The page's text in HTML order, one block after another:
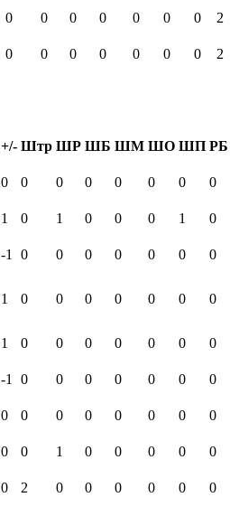
0 0 0 0 0 0 0 2
0 0 0 0 0 0 0 2
+/- Штр ШР ШБ ШМ ШО ШП РБ
0 0 0 0 0 0 0 0
1 0 1 0 0 0 1 0
-1 0 0 0 0 0 0 0
1 0 0 0 0 0 0 0
1 0 0 0 0 0 0 0
-1 0 0 0 0 0 0 0
0 0 0 0 0 0 0 0
0 0 1 0 0 0 0 0
0 2 0 0 0 0 0 0